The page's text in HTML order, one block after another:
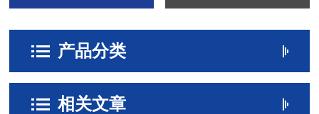
产品分类
相关文章